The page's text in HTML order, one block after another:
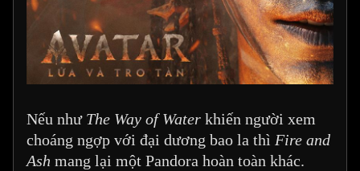
Nếu như The Way of Water khiến người xem
choáng ngợp với đại dương bao la thì Fire and
Ash mang lại một Pandora hoàn toàn khác.